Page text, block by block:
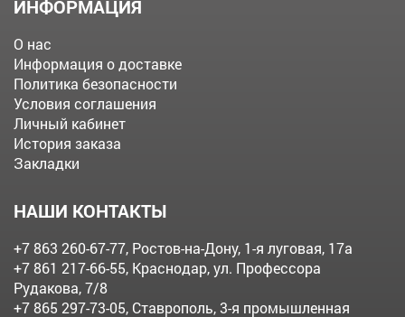
ИНФОРМАЦИЯ
О нас
Информация о доставке
Политика безопасности
Условия соглашения
Личный кабинет
История заказа
Закладки
НАШИ КОНТАКТЫ
+7 863 260-67-77, Ростов-на-Дону, 1-я луговая, 17а
+7 861 217-66-55, Краснодар, ул. Профессора
Рудакова, 7/8
+7 865 297-73-05, Ставрополь, 3-я промышленная